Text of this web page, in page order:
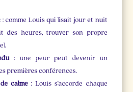
: comme Louis qui lisait jour et nuit
des heures, trouver son propre
: une peur peut devenir un
premières conférences.
calme : Louis s’accorde chaque